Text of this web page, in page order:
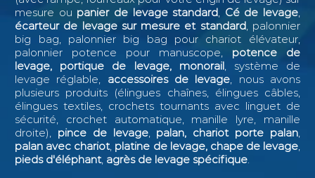
mesure ou panier de levage standard, Cé de levage,
écarteur de levage sur mesure et standard, palonnier
big bag, palonnier big bag pour chariot élévateur,
palonnier potence pour manuscope, potence de
levage, portique de levage, monorail, système de
levage réglable, accessoires de levage, nous avons
plusieurs produits (élingues chaînes, élingues câbles,
élingues textiles, crochets tournants avec linguet de
sécurité, crochet automatique, manille lyre, manille
droite), pince de levage, palan, chariot porte palan,
palan avec chariot, platine de levage, chape de levage,
pieds d'éléphant, agrès de levage spécifique.